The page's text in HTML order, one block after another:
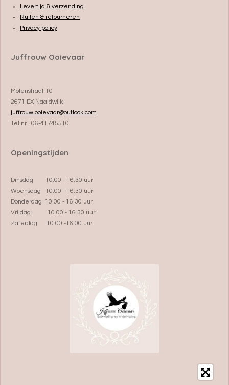
Levertijd & verzending
Ruilen & retourneren
Privacy policy
Juffrouw Ooievaar
Molenstraat 10
2671 EX Naaldwijk
juffrouw.ooievaar@outlook.com
Tel.nr : 06-41745510
Openingstijden
Dinsdag 10.00 - 16.30 uur
Woensdag 10.00 - 16.30 uur
Donderdag 10.00 - 16.30 uur
Vrijdag 10.00 - 16.30 uur
Zaterdag 10.00 -16.00 uur